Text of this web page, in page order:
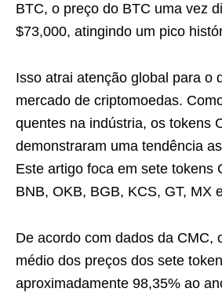
BTC, o preço do BTC uma vez
$73,000, atingindo um pico
Isso atrai atenção global para o
mercado de criptomoedas.
quentes na indústria, os tokens
demonstraram uma tendência
Este artigo foca em sete tokens
BNB, OKB, BGB, KCS, GT, MX
De acordo com dados da CMC,
médio dos preços dos sete
aproximadamente 98,35% ao